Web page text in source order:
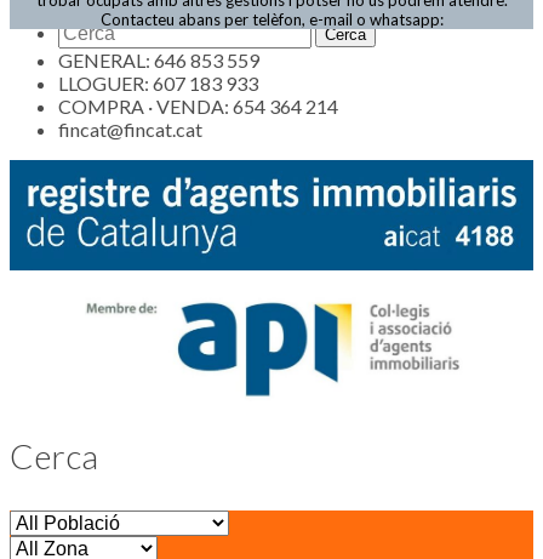
ActualitatContacteu abans per telèfon, e-mail o whatsapp:
GENERAL: 646 853 559
LLOGUER: 607 183 933
COMPRA · VENDA: 654 364 214
fincat@fincat.cat
Cerca